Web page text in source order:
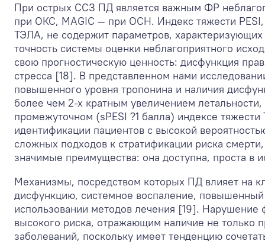
При острых ССЗ ПД является важным ФР
при ОКС, MAGIC — при ОСН. Индекс тяжести
ТЭЛА, не содержит параметров,
точность системы оценки неблагоприятного
свою прогностическую ценность: дисфункция
стресса [18]. В представленном нами
повышенного уровня тропонина и наличия
более чем 2-х кратным увеличением
промежуточном (sPESI ?1 балла) индексе
идентификации пациентов с высокой
сложных подходов к стратификации риска
значимые преимущества: она доступна, проста в
Механизмы, посредством которых ПД влияет на
дисфункцию, системное воспаление,
использовании методов лечения [19]. Нарушение
высокого риска, отражающим наличие не
заболеваний, поскольку имеет тенденцию